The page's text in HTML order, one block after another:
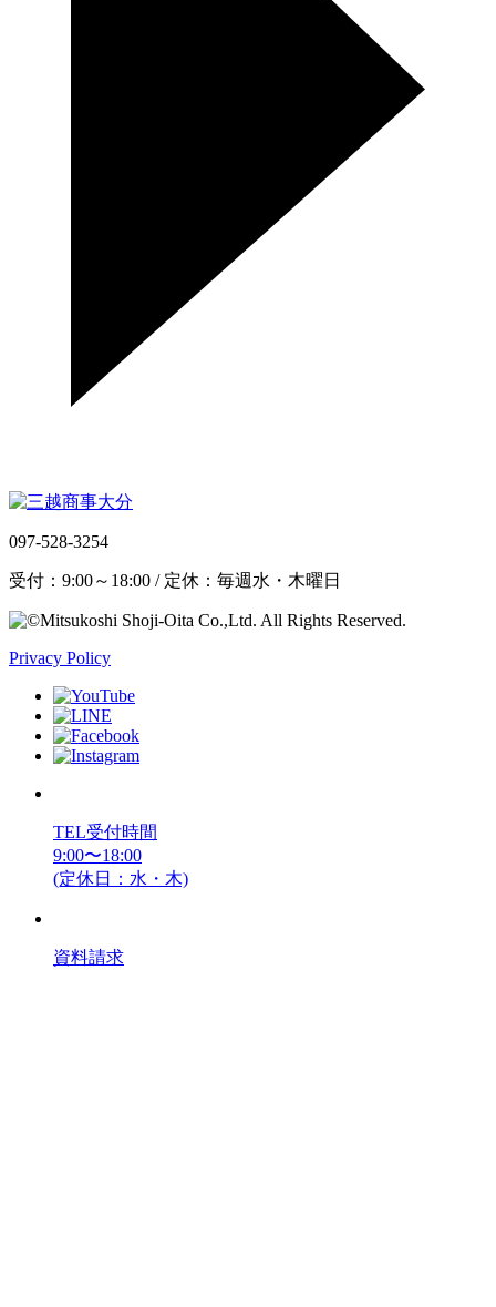
097-528-3254
受付：9:00～18:00 / 定休：毎週水・木曜日
Privacy Policy
TEL受付時間
9:00〜18:00
(定休日：水・木)
資料請求